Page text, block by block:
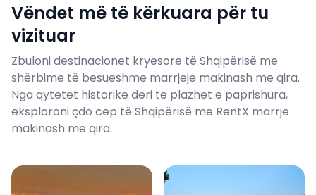
Vëndet më të kërkuara për tu
vizituar
Zbuloni destinacionet kryesore të Shqipërisë me
shërbime të besueshme marrjeje makinash me qira.
Nga qytetet historike deri te plazhet e paprishura,
eksploroni çdo cep të Shqipërisë me RentX marrje
makinash me qira.